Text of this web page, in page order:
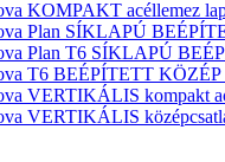
KOMPAKT acéllemez
Plan SÍKLAPÚ
Plan T6 SÍKLAPÚ
T6 BEÉPÍTETT KÖZÉP
VERTIKÁLIS kompakt
VERTIKÁLIS